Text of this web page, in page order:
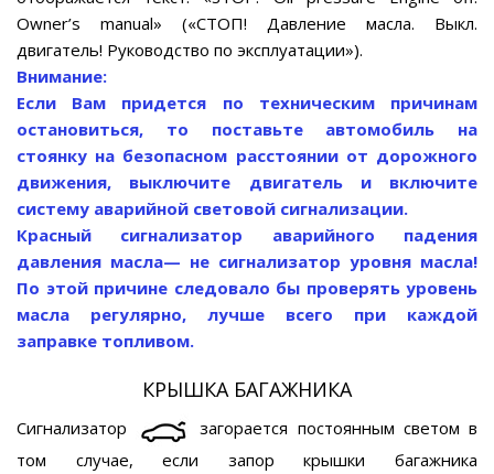
Owner’s manual» («СТОП! Давление масла. Выкл.
двигатель! Руководство по эксплуатации»).
Внимание:
Если Вам придется по техническим причинам
остановиться, то поставьте автомобиль на
стоянку на безопасном расстоянии от дорожного
движения, выключите двигатель и включите
систему аварийной световой сигнализации.
Красный сигнализатор аварийного падения
давления масла— не сигнализатор уровня масла!
По этой причине следовало бы проверять уровень
масла регулярно, лучше всего при каждой
заправке топливом.
КРЫШКА БАГАЖНИКА
Сигнализатор
загорается постоянным светом в
том случае, если запор крышки багажника